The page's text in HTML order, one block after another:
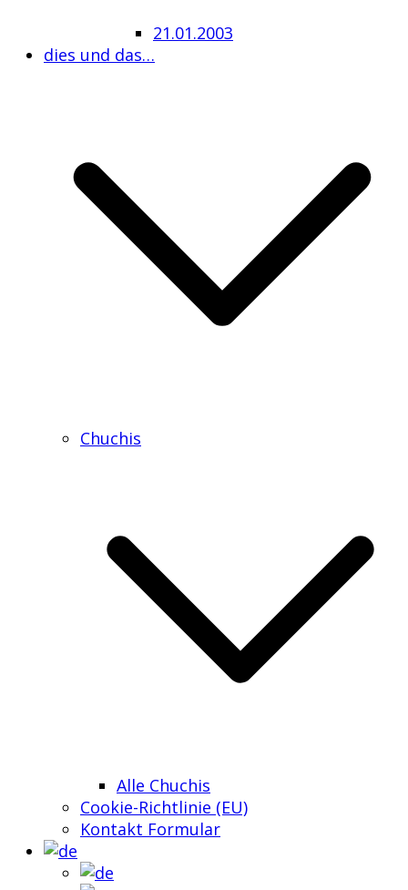
21.01.2003
dies und das…
Chuchis
Alle Chuchis
Cookie-Richtlinie (EU)
Kontakt Formular